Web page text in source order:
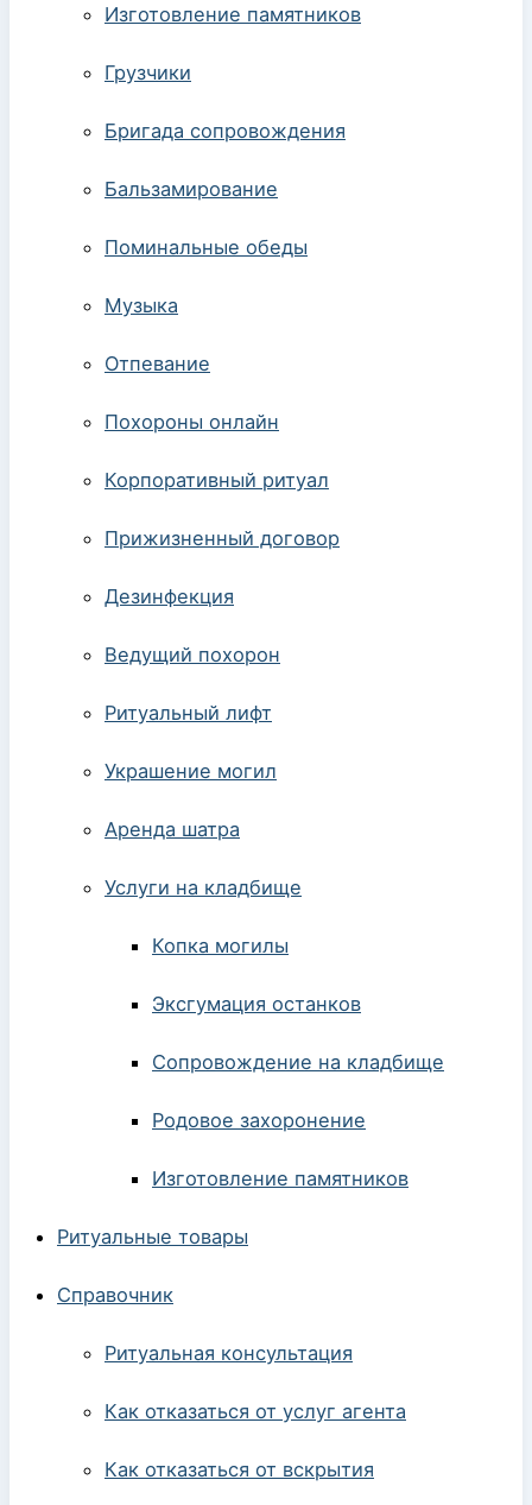
Изготовление памятников
Грузчики
Бригада сопровождения
Бальзамирование
Поминальные обеды
Музыка
Отпевание
Похороны онлайн
Корпоративный ритуал
Прижизненный договор
Дезинфекция
Ведущий похорон
Ритуальный лифт
Украшение могил
Аренда шатра
Услуги на кладбище
Копка могилы
Эксгумация останков
Сопровождение на кладбище
Родовое захоронение
Изготовление памятников
Ритуальные товары
Справочник
Ритуальная консультация
Как отказаться от услуг агента
Как отказаться от вскрытия